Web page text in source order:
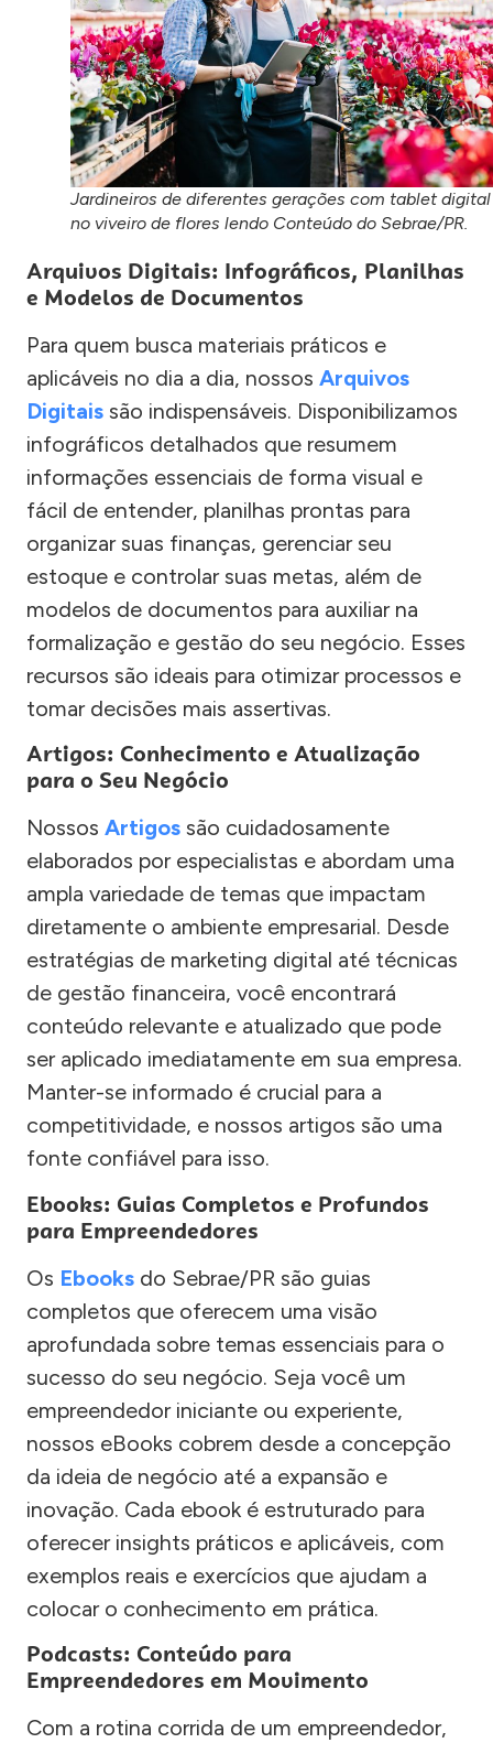
Jardineiros de diferentes gerações com tablet digital
no viveiro de flores lendo Conteúdo do Sebrae/PR.
Arquivos Digitais: Infográficos, Planilhas
e Modelos de Documentos
Para quem busca materiais práticos e
aplicáveis no dia a dia, nossos Arquivos
Digitais são indispensáveis. Disponibilizamos
infográficos detalhados que resumem
informações essenciais de forma visual e
fácil de entender, planilhas prontas para
organizar suas finanças, gerenciar seu
estoque e controlar suas metas, além de
modelos de documentos para auxiliar na
formalização e gestão do seu negócio. Esses
recursos são ideais para otimizar processos e
tomar decisões mais assertivas.
Artigos: Conhecimento e Atualização
para o Seu Negócio
Nossos Artigos são cuidadosamente
elaborados por especialistas e abordam uma
ampla variedade de temas que impactam
diretamente o ambiente empresarial. Desde
estratégias de marketing digital até técnicas
de gestão financeira, você encontrará
conteúdo relevante e atualizado que pode
ser aplicado imediatamente em sua empresa.
Manter-se informado é crucial para a
competitividade, e nossos artigos são uma
fonte confiável para isso.
Ebooks: Guias Completos e Profundos
para Empreendedores
Os Ebooks do Sebrae/PR são guias
completos que oferecem uma visão
aprofundada sobre temas essenciais para o
sucesso do seu negócio. Seja você um
empreendedor iniciante ou experiente,
nossos eBooks cobrem desde a concepção
da ideia de negócio até a expansão e
inovação. Cada ebook é estruturado para
oferecer insights práticos e aplicáveis, com
exemplos reais e exercícios que ajudam a
colocar o conhecimento em prática.
Podcasts: Conteúdo para
Empreendedores em Movimento
Com a rotina corrida de um empreendedor,